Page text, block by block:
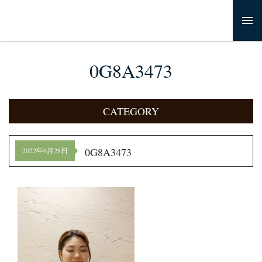
0G8A3473
CATEGORY
2022年6月28日 0G8A3473